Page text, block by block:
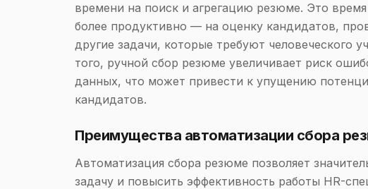
времени на поиск и агрегацию резюме. Это
более продуктивно — на оценку кандидатов,
другие задачи, которые требуют человеческого
того, ручной сбор резюме увеличивает риск
данных, что может привести к упущению
кандидатов.
Преимущества автоматизации сбора
Автоматизация сбора резюме позволяет
задачу и повысить эффективность работы HR-